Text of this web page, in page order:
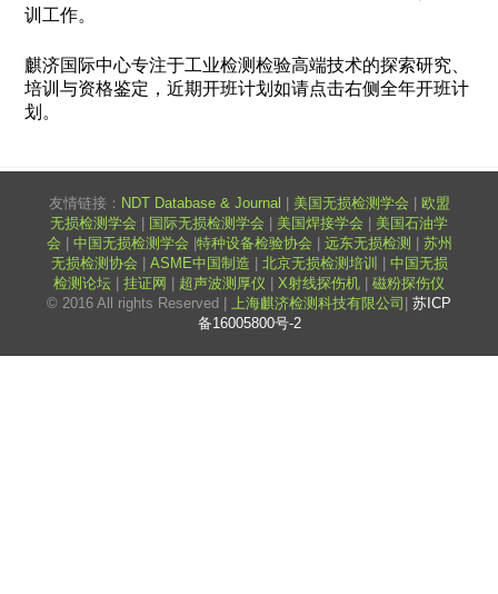
训工作。
麒济国际中心专注于工业检测检验高端技术的探索研究、
培训与资格鉴定，近期开班计划如请点击右侧全年开班计
划。
友情链接： NDT Database & Journal | 美国无损检测学会 | 欧盟
无损检测学会 | 国际无损检测学会 | 美国焊接学会 | 美国石油学
会 | 中国无损检测学会 |特种设备检验协会 | 远东无损检测 | 苏州
无损检测协会 | ASME中国制造 | 北京无损检测培训 | 中国无损
检测论坛 | 挂证网 | 超声波测厚仪 | X射线探伤机 | 磁粉探伤仪
© 2016 All rights Reserved |
上海麒济检测科技有限公司 | 苏ICP
备16005800号-2